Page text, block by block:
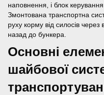
наповнення, і блок
Змонтована транспортна
руху корму від силосів
назад до бункера.
Основні
шайбової